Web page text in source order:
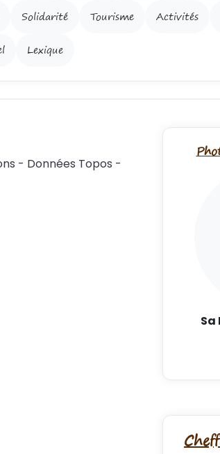
Solidarité Tourisme Activités
Lexique
- Données Topos -
Sa